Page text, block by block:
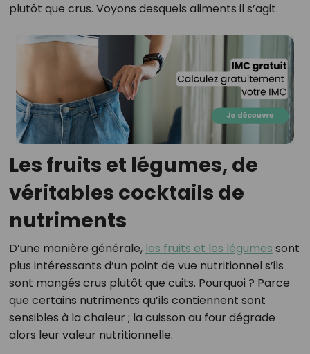
plutôt que crus. Voyons desquels aliments il s’agit.
Les fruits et légumes, de
véritables cocktails de
nutriments
D’une manière générale, les fruits et les légumes sont
plus intéressants d’un point de vue nutritionnel s’ils
sont mangés crus plutôt que cuits. Pourquoi ? Parce
que certains nutriments qu’ils contiennent sont
sensibles à la chaleur ; la cuisson au four dégrade
alors leur valeur nutritionnelle.